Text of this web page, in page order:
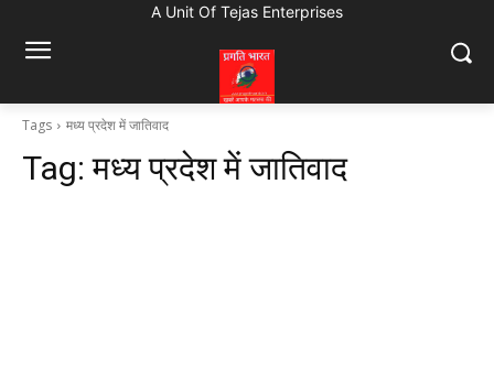
A Unit Of Tejas Enterprises
Tags मध्य प्रदेश में जातिवाद
Tag:मध्य प्रदेश में जातिवाद